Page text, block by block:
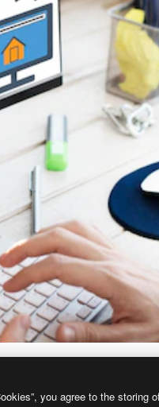
you agree to the storing